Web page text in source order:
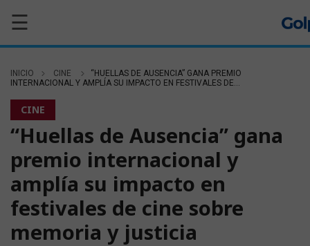
☰
INICIO CINE
“HUELLAS DE AUSENCIA” GANA PREMIO
INTERNACIONAL Y AMPLÍA SU IMPACTO EN FESTIVALES DE...
CINE
“Huellas de Ausencia” gana
premio internacional y
amplía su impacto en
festivales de cine sobre
memoria y justicia